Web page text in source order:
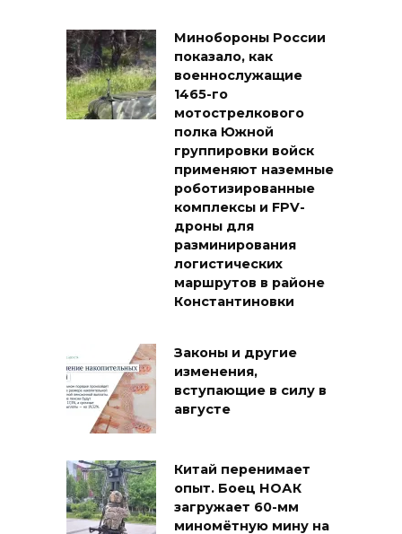
Минобороны России
показало, как
военнослужащие
1465-го
мотострелкового
полка Южной
группировки войск
применяют наземные
роботизированные
комплексы и FPV-
дроны для
разминирования
логистических
маршрутов в районе
Константиновки
Законы и другие
изменения,
вступающие в силу в
августе
Китай перенимает
опыт. Боец НОАК
загружает 60-мм
миномётную мину на